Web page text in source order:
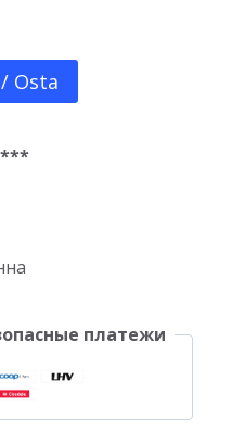
Osta
платежи